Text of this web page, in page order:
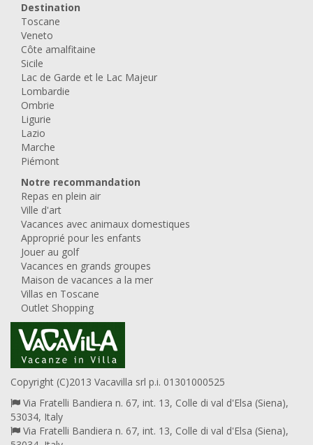
Destination
Toscane
Veneto
Côte amalfitaine
Sicile
Lac de Garde et le Lac Majeur
Lombardie
Ombrie
Ligurie
Lazio
Marche
Piémont
Notre recommandation
Repas en plein air
Ville d'art
Vacances avec animaux domestiques
Approprié pour les enfants
Jouer au golf
Vacances en grands groupes
Maison de vacances a la mer
Villas en Toscane
Outlet Shopping
Copyright (C)2013 Vacavilla srl p.i. 01301000525
Via Fratelli Bandiera n. 67, int. 13, Colle di val d'Elsa (Siena),
53034, Italy
Via Fratelli Bandiera n. 67, int. 13, Colle di val d'Elsa (Siena),